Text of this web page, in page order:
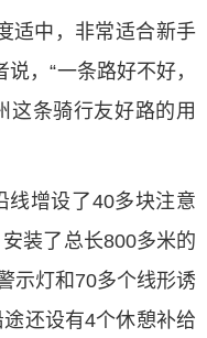
适中，非常适合新手
，“一条路好不好，
这条骑行友好路的用
线增设了40多块注意
装了总长800多米的
示灯和70多个线形诱
还设有4个休憩补给